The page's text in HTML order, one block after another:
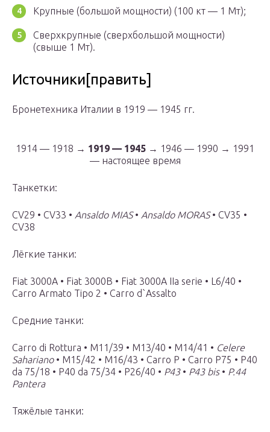
Крупные (большой мощности) (100 кт — 1 Мт);
Сверхкрупные (сверхбольшой мощности)
(свыше 1 Мт).
Источники[править]
Бронетехника Италии в 1919 — 1945 гг.
1914 — 1918 → 1919 — 1945 → 1946 — 1990 → 1991
— настоящее время
Танкетки:
CV29 • CV33 • Ansaldo MIAS• Ansaldo MORAS• CV35 •
CV38
Лёгкие танки:
Fiat 3000A • Fiat 3000B • Fiat 3000A IIa serie • L6/40 •
Carro Armato Tipo 2 • Carro d`Assalto
Средние танки:
Carro di Rottura • М11/39 • М13/40 • М14/41 • Celere
Sahariano• М15/42 • М16/43 • Carro P • Carro P75 • P40
da 75/18 • P40 da 75/34 • P26/40 • P43• P43 bis• P.44
Pantera
Тяжёлые танки: